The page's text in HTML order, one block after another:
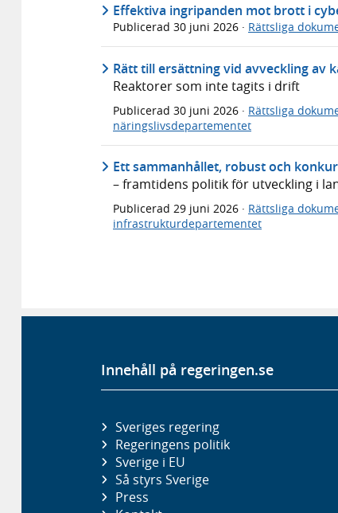
Effektiva ingripanden mot brott i
Publicerad 30 juni 2026 · Rättsliga
Rätt till ersättning vid avveckling av
Reaktorer som inte tagits i drift
Publicerad 30 juni 2026 · Rättsliga
näringslivsdepartementet
Ett sammanhållet, robust och
– framtidens politik för utveckling i
Publicerad 29 juni 2026 · Rättsliga
infrastrukturdepartementet
Innehåll på regeringen.se
Sveriges regering
Regeringens politik
Sverige i EU
Så styrs Sverige
Press